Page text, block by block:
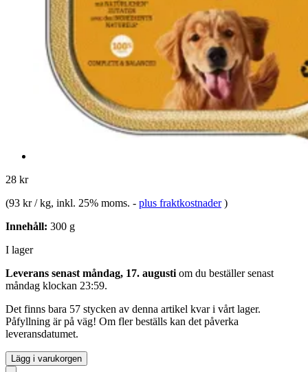
28 kr
(93 kr / kg, inkl. 25% moms. - plus fraktkostnader )
Innehåll: 300 g
I lager
Leverans senast måndag, 17. augusti om du beställer senast
måndag klockan 23:59.
Det finns bara 57 stycken av denna artikel kvar i vårt lager.
Påfyllning är på väg! Om fler beställs kan det påverka
leveransdatumet.
Lägg i varukorgen